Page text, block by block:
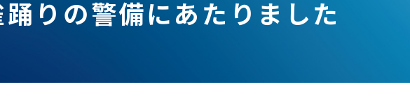
りの警備にあたりました